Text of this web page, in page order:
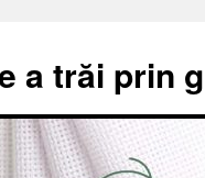
a trăi prin